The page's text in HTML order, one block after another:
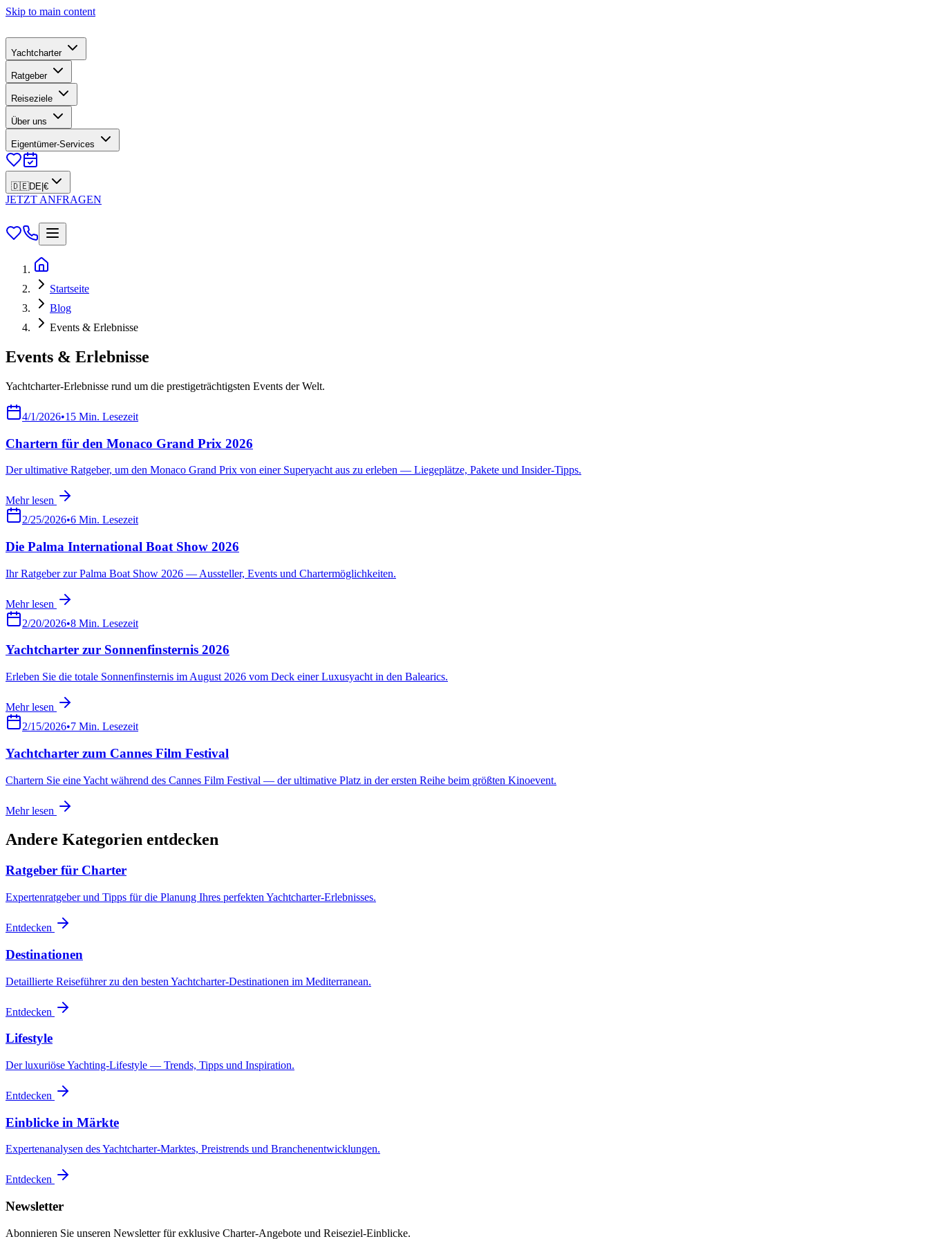
Skip to main content
Yachtcharter
Ratgeber
Reiseziele
Über uns
Eigentümer-Services
🇩🇪DE €
JETZT ANFRAGEN
Startseite
Blog
Events & Erlebnisse
Events & Erlebnisse
Yachtcharter-Erlebnisse rund um die prestigeträchtigsten Events der Welt.
4/1/2026•15 Min. Lesezeit
Chartern für den Monaco Grand Prix 2026
Der ultimative Ratgeber, um den Monaco Grand Prix von einer Superyacht aus zu erleben — Liegeplätze, Pakete und Insider-Tipps.
Mehr lesen
2/25/2026•6 Min. Lesezeit
Die Palma International Boat Show 2026
Ihr Ratgeber zur Palma Boat Show 2026 — Aussteller, Events und Chartermöglichkeiten.
Mehr lesen
2/20/2026•8 Min. Lesezeit
Yachtcharter zur Sonnenfinsternis 2026
Erleben Sie die totale Sonnenfinsternis im August 2026 vom Deck einer Luxusyacht in den Balearics.
Mehr lesen
2/15/2026•7 Min. Lesezeit
Yachtcharter zum Cannes Film Festival
Chartern Sie eine Yacht während des Cannes Film Festival — der ultimative Platz in der ersten Reihe beim größten Kinoevent.
Mehr lesen
Andere Kategorien entdecken
Ratgeber für Charter
Expertenratgeber und Tipps für die Planung Ihres perfekten Yachtcharter-Erlebnisses.
Entdecken
Destinationen
Detaillierte Reiseführer zu den besten Yachtcharter-Destinationen im Mediterranean.
Entdecken
Lifestyle
Der luxuriöse Yachting-Lifestyle — Trends, Tipps und Inspiration.
Entdecken
Einblicke in Märkte
Expertenanalysen des Yachtcharter-Marktes, Preistrends und Branchenentwicklungen.
Entdecken
Newsletter
Abonnieren Sie unseren Newsletter für exklusive Charter-Angebote und Reiseziel-Einblicke.